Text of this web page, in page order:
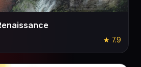
★ 7.9